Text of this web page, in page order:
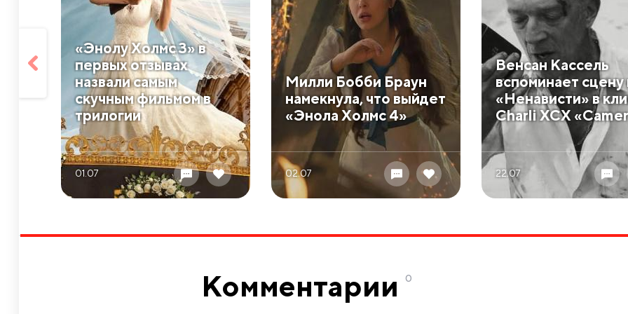
«Энолу Холмс 3» в
первых отзывах
назвали самым
скучным фильмом в
трилогии
01.07
Милли Бобби Браун
намекнула, что выйдет
«Энола Холмс 4»
02.07
Венсан Кассель
вспоминает сцену
«Ненависти» в
Charli XCX
22.07
Комментарии 0